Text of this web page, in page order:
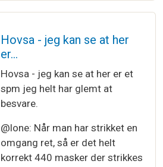
Hovsa - jeg kan se at her
er…
Hovsa - jeg kan se at her er et
spm jeg helt har glemt at
besvare.
@lone: Når man har strikket en
omgang ret, så er det helt
korrekt 440 masker der strikkes